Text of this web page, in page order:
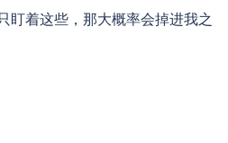
盯着这些，那大概率会掉进我之